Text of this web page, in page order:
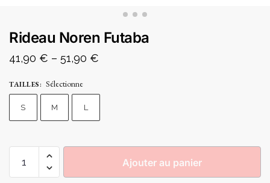
Rideau Noren Futaba
41,90 € – 51,90 €
TAILLES: Sélectionne
S M L
Ajouter au panier